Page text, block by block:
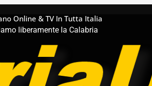
Online & TV In Tutta Italia
liberamente la Calabria